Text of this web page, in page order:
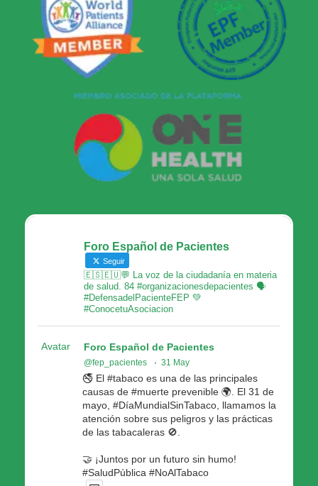
Foro Español de Pacientes
Seguir
🇪🇸🇪🇺💬 La voz de la ciudadanía en materia
de salud. 84 #organizacionesdepacientes 🗣
#DefensadelPacienteFEP 💚
#ConocetuAsociacion
Avatar Foro Español de Pacientes
@fep_pacientes · 31 May
🚭 El #tabaco es una de las principales
causas de #muerte prevenible 🌍. El 31 de
mayo, #DíaMundialSinTabaco, llamamos la
atención sobre sus peligros y las prácticas
de las tabacaleras 🚫.
🤝 ¡Juntos por un futuro sin humo!
#SaludPública #NoAlTabaco